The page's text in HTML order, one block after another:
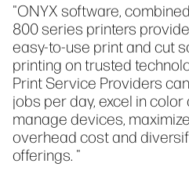
"ONYX software,
800 series printers
easy-to-use print and cut
printing on trusted
Print Service Providers
jobs per day, excel in
manage devices,
overhead cost and
offerings. "